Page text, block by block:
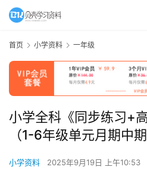
首页 小学资料 一年级
小学全科《同步练习+
（1-6年级单元月期中
小学资料 2025年9月19日 上午10:53